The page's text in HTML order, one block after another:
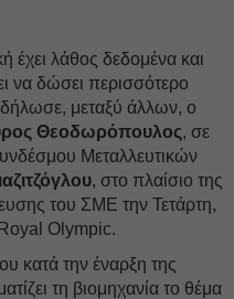
έχει λάθος δεδομένα και
να δώσει περισσότερο
δήλωσε, μεταξύ άλλων, ο
Θεοδωρόπουλος, σε
Μεταλλευτικών
, στο πλαίσιο της
του ΣΜΕ την Τετάρτη,
Olympic.
κατά την έναρξη της
τη βιομηχανία το θέμα